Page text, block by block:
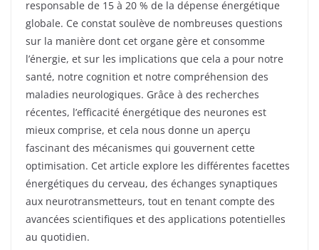
responsable de 15 à 20 % de la dépense énergétique
globale. Ce constat soulève de nombreuses questions
sur la manière dont cet organe gère et consomme
l’énergie, et sur les implications que cela a pour notre
santé, notre cognition et notre compréhension des
maladies neurologiques. Grâce à des recherches
récentes, l’efficacité énergétique des neurones est
mieux comprise, et cela nous donne un aperçu
fascinant des mécanismes qui gouvernent cette
optimisation. Cet article explore les différentes facettes
énergétiques du cerveau, des échanges synaptiques
aux neurotransmetteurs, tout en tenant compte des
avancées scientifiques et des applications potentielles
au quotidien.